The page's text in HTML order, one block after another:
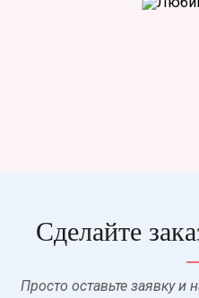
Сделайте
Просто оставьте заявку